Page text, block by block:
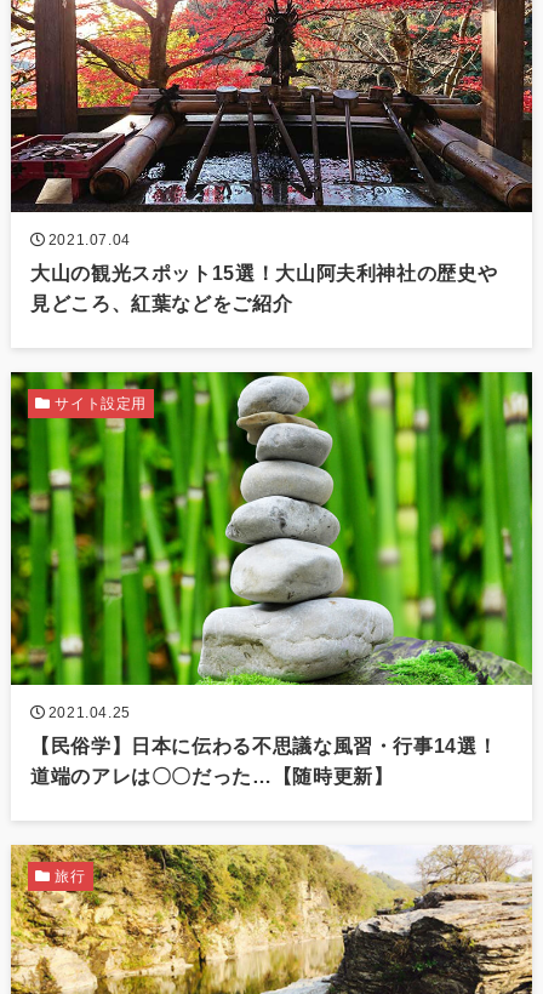
2021.07.04
大山の観光スポット15選！大山阿夫利神社の歴史や
見どころ、紅葉などをご紹介
2021.04.25
【民俗学】日本に伝わる不思議な風習・行事14選！
道端のアレは〇〇だった…【随時更新】
サイト設定用
旅行